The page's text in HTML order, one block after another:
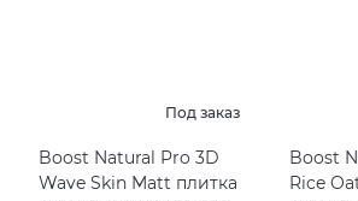
Под заказ
Boost Natural Pro 3D
Wave Skin Matt плитка
Boost
Rice